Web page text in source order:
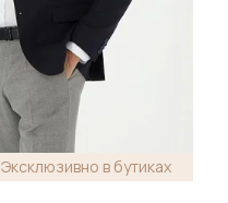
Эксклюзивно в бутиках